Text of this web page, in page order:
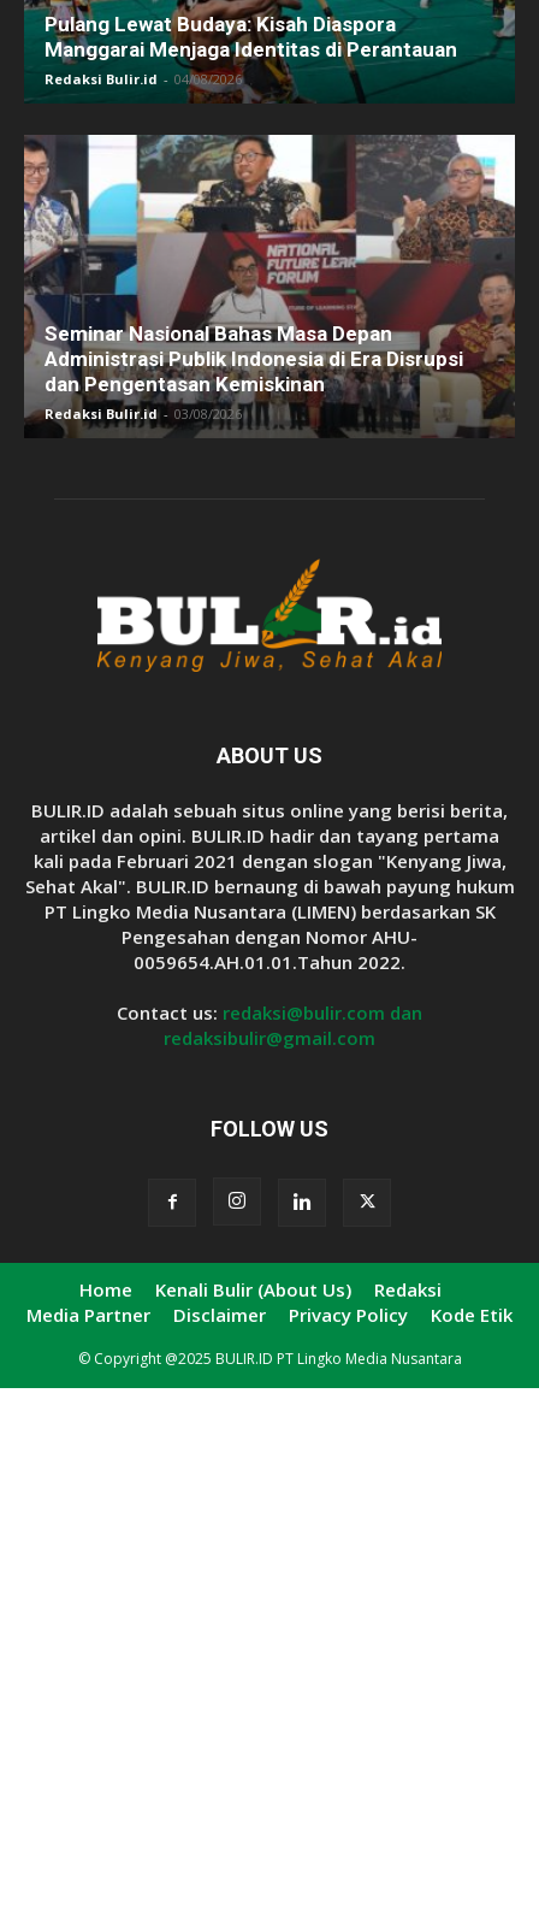
Pulang Lewat Budaya: Kisah Diaspora
Manggarai Menjaga Identitas di Perantauan
Redaksi Bulir.id - 04/08/2026
Seminar Nasional Bahas Masa Depan
Administrasi Publik Indonesia di Era Disrupsi
dan Pengentasan Kemiskinan
Redaksi Bulir.id - 03/08/2026
ABOUT US
BULIR.ID adalah sebuah situs online yang berisi berita,
artikel dan opini. BULIR.ID hadir dan tayang pertama
kali pada Februari 2021 dengan slogan "Kenyang Jiwa,
Sehat Akal". BULIR.ID bernaung di bawah payung hukum
PT Lingko Media Nusantara (LIMEN) berdasarkan SK
Pengesahan dengan Nomor AHU-
0059654.AH.01.01.Tahun 2022.
Contact us: redaksi@bulir.com dan
redaksibulir@gmail.com
FOLLOW US
Home Kenali Bulir (About Us)
Redaksi
Media Partner
Disclaimer Privacy Policy Kode Etik
© Copyright @2025 BULIR.ID PT Lingko Media Nusantara